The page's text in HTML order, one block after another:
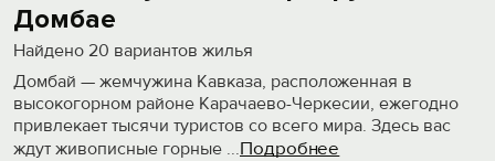
Домбае
Найдено 20 вариантов жилья
Домбай — жемчужина Кавказа, расположенная в
высокогорном районе Карачаево-Черкесии, ежегодно
привлекает тысячи туристов со всего мира. Здесь вас
ждут живописные горные ...Подробнее